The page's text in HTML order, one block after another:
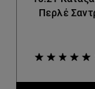
Περλέ